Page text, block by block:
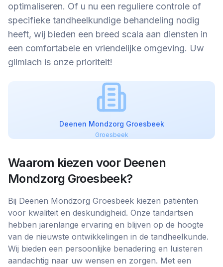
optimaliseren. Of u nu een reguliere controle of
specifieke tandheelkundige behandeling nodig
heeft, wij bieden een breed scala aan diensten in
een comfortabele en vriendelijke omgeving. Uw
glimlach is onze prioriteit!
Deenen Mondzorg Groesbeek
Groesbeek
Waarom kiezen voor Deenen
Mondzorg Groesbeek?
Bij Deenen Mondzorg Groesbeek kiezen patiënten
voor kwaliteit en deskundigheid. Onze tandartsen
hebben jarenlange ervaring en blijven op de hoogte
van de nieuwste ontwikkelingen in de tandheelkunde.
Wij bieden een persoonlijke benadering en luisteren
aandachtig naar uw wensen en zorgen. Met een